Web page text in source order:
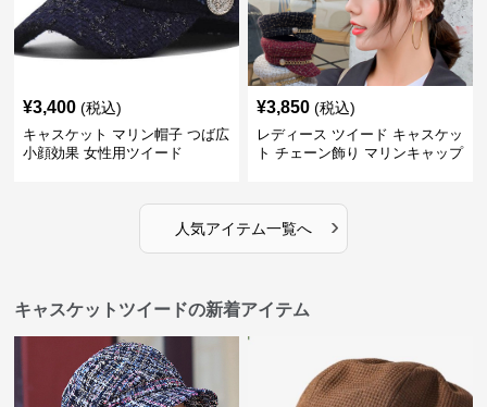
¥3,400 (税込)
キャスケット マリン帽子 つば広
小顔効果 女性用ツイード
¥3,850 (税込)
レディース ツイード キャスケッ
ト チェーン飾り マリンキャップ
人気アイテム一覧へ ›
キャスケットツイードの新着アイテム